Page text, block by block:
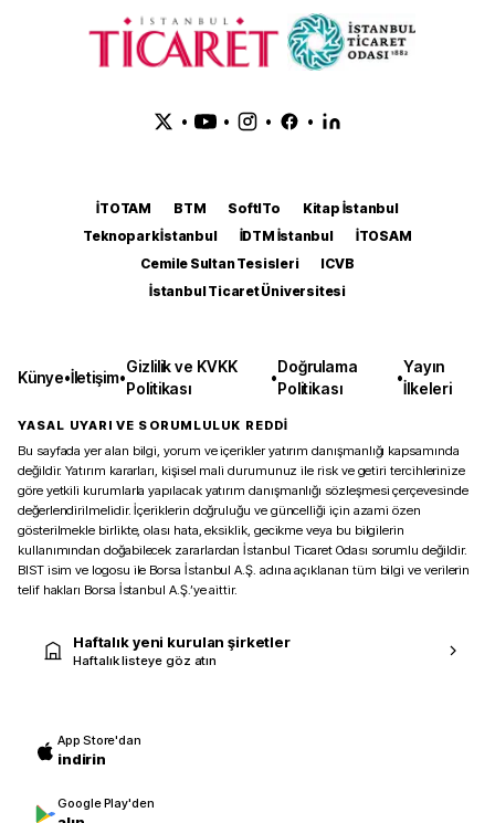
• • • •
İTOTAM BTM SoftITo
Kitap İstanbul
Teknopark İstanbul
İDTM İstanbul
İTOSAM
Cemile Sultan Tesisleri
ICVB
İstanbul Ticaret Üniversitesi
Künye•İletişim•
Gizlilik ve KVKK
Politikası
•
Doğrulama
Politikası
•
Yayın
İlkeleri
YASAL UYARI VE SORUMLULUK REDDİ
Bu sayfada yer alan bilgi, yorum ve içerikler yatırım danışmanlığı kapsamında
değildir. Yatırım kararları, kişisel mali durumunuz ile risk ve getiri tercihlerinize
göre yetkili kurumlarla yapılacak yatırım danışmanlığı sözleşmesi çerçevesinde
değerlendirilmelidir. İçeriklerin doğruluğu ve güncelliği için azami özen
gösterilmekle birlikte, olası hata, eksiklik, gecikme veya bu bilgilerin
kullanımından doğabilecek zararlardan İstanbul Ticaret Odası sorumlu değildir.
BIST isim ve logosu ile Borsa İstanbul A.Ş. adına açıklanan tüm bilgi ve verilerin
telif hakları Borsa İstanbul A.Ş.’ye aittir.
Haftalık yeni kurulan şirketler
Haftalık listeye göz atın
App Store'dan
indirin
Google Play'den